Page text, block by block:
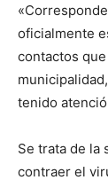
oficialmente
contactos
tenido
Se trata de la
contraer el